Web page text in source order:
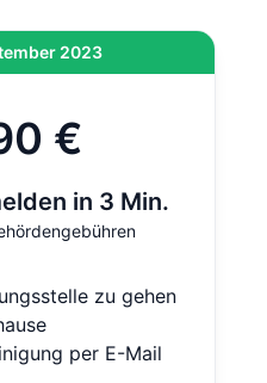
2023
€
in 3 Min.
zu gehen
per E-Mail